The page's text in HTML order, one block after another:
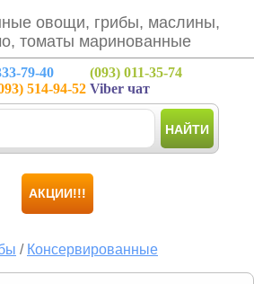
овощи, грибы, маслины,
томаты маринованные
79-40 (093) 011-35-74
514-94-52Viber чат
НАЙТИ
АКЦИИ!!!
/ Консервированные